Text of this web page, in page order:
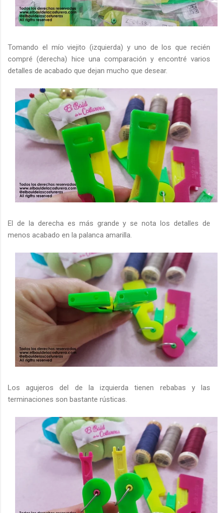
Tomando el mío viejito (izquierda) y uno de los que recién
compré (derecha) hice una comparación y encontré varios
detalles de acabado que dejan mucho que desear.
El de la derecha es más grande y se nota los detalles de
menos acabado en la palanca amarilla.
Los agujeros del de la izquierda tienen rebabas y las
terminaciones son bastante rústicas.